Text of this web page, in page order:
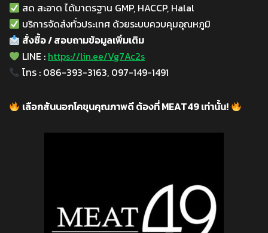
สด สะอาด ได้มาตรฐาน GMP, HACCP, Halal
บริการจัดส่งทั่วประเทศ ด้วยระบบควบคุมอุณหภูมิ
สั่งซื้อ / สอบถามข้อมูลเพิ่มเติม
LINE : https://lin.ee/Vg7Ac2s
โทร : 086-393-3163, 097-149-1491
เลือกสันนอกโคขุนคุณภาพดี ต้องที่ MEAT49 เท่านั้น!